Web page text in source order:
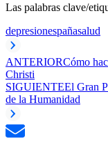
Las palabras clave/
depresionespañasalud
ANTERIORCómo
Christi
SIGUIENTEEl Gran
de la Humanidad